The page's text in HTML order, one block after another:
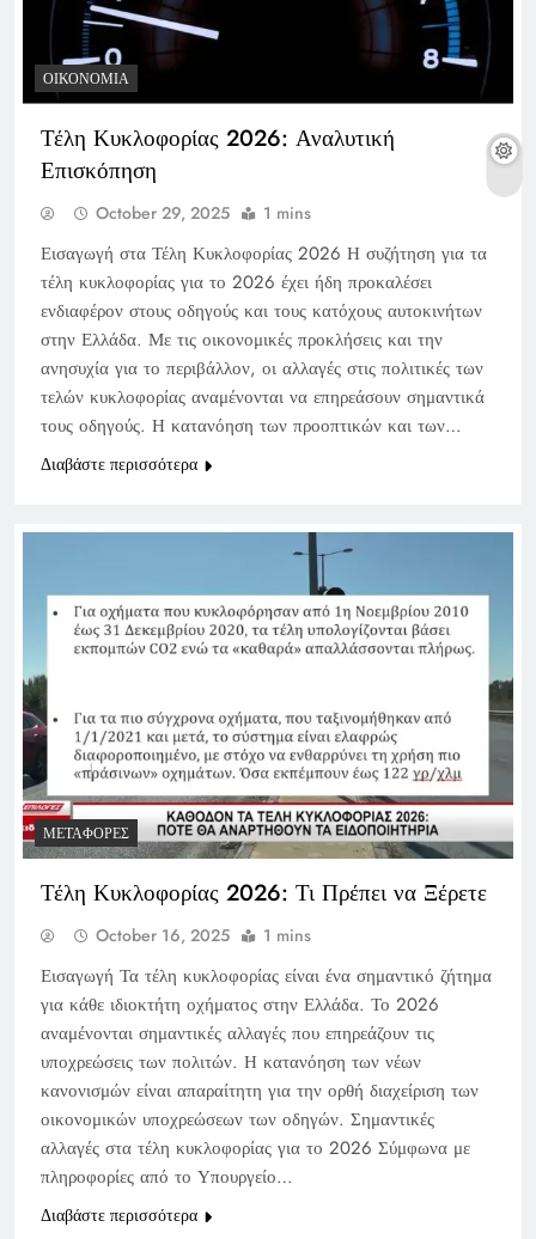
ΟΙΚΟΝΟΜΊΑ
Τέλη Κυκλοφορίας 2026: Αναλυτική
Επισκόπηση
October 29, 2025 1 mins
Εισαγωγή στα Τέλη Κυκλοφορίας 2026 Η συζήτηση για τα
τέλη κυκλοφορίας για το 2026 έχει ήδη προκαλέσει
ενδιαφέρον στους οδηγούς και τους κατόχους αυτοκινήτων
στην Ελλάδα. Με τις οικονομικές προκλήσεις και την
ανησυχία για το περιβάλλον, οι αλλαγές στις πολιτικές των
τελών κυκλοφορίας αναμένονται να επηρεάσουν σημαντικά
τους οδηγούς. Η κατανόηση των προοπτικών και των…
Διαβάστε περισσότερα
ΜΕΤΑΦΟΡΈΣ
Τέλη Κυκλοφορίας 2026: Τι Πρέπει να Ξέρετε
October 16, 2025 1 mins
Εισαγωγή Τα τέλη κυκλοφορίας είναι ένα σημαντικό ζήτημα
για κάθε ιδιοκτήτη οχήματος στην Ελλάδα. Το 2026
αναμένονται σημαντικές αλλαγές που επηρεάζουν τις
υποχρεώσεις των πολιτών. Η κατανόηση των νέων
κανονισμών είναι απαραίτητη για την ορθή διαχείριση των
οικονομικών υποχρεώσεων των οδηγών. Σημαντικές
αλλαγές στα τέλη κυκλοφορίας για το 2026 Σύμφωνα με
πληροφορίες από το Υπουργείο…
Διαβάστε περισσότερα